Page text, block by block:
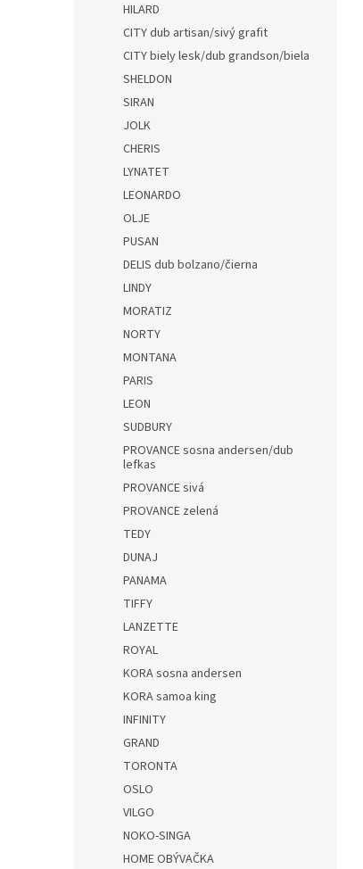
HILARD
CITY dub artisan/sivý grafit
CITY biely lesk/dub grandson/biela
SHELDON
SIRAN
JOLK
CHERIS
LYNATET
LEONARDO
OLJE
PUSAN
DELIS dub bolzano/čierna
LINDY
MORATIZ
NORTY
MONTANA
PARIS
LEON
SUDBURY
PROVANCE sosna andersen/dub
lefkas
PROVANCE sivá
PROVANCE zelená
TEDY
DUNAJ
PANAMA
TIFFY
LANZETTE
ROYAL
KORA sosna andersen
KORA samoa king
INFINITY
GRAND
TORONTA
OSLO
VILGO
NOKO-SINGA
HOME OBÝVAČKA